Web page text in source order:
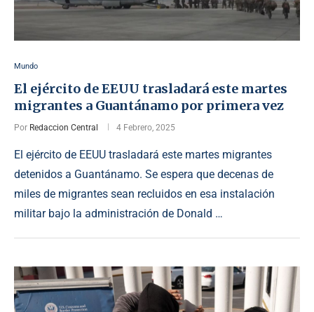
Mundo
El ejército de EEUU trasladará este martes
migrantes a Guantánamo por primera vez
Por Redaccion Central 4 Febrero, 2025
El ejército de EEUU trasladará este martes migrantes
detenidos a Guantánamo. Se espera que decenas de
miles de migrantes sean recluidos en esa instalación
militar bajo la administración de Donald …